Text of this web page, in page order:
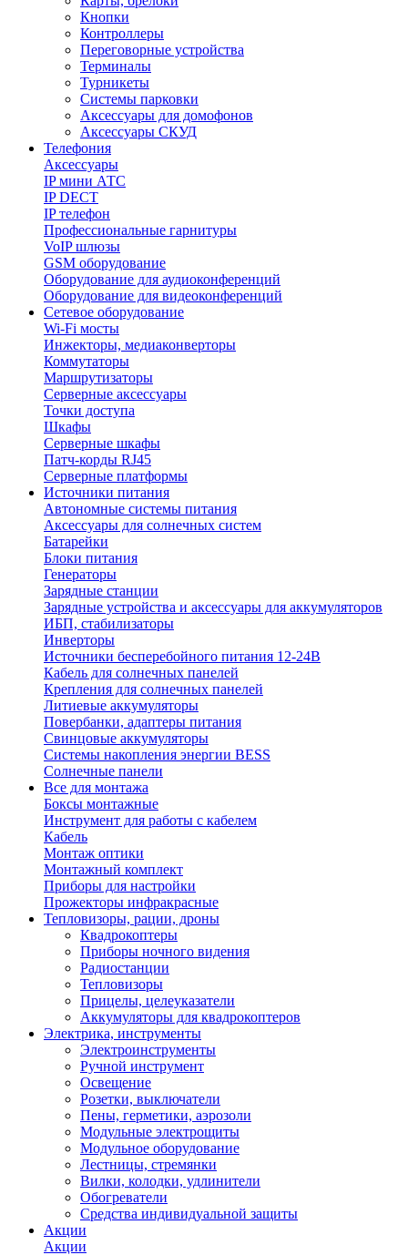
Кнопки
Контроллеры
Переговорные устройства
Терминалы
Турникеты
Системы парковки
Аксессуары для домофонов
Аксессуары СКУД
Телефония
Aксессуары
IP мини АТС
IP DECT
IP телефон
Профессиональные гарнитуры
VoIP шлюзы
GSM оборудование
Оборудование для аудиоконференций
Оборудование для видеоконференций
Сетевое оборудование
Wi-Fi мосты
Инжекторы, медиаконверторы
Коммутаторы
Маршрутизаторы
Серверные аксессуары
Точки доступа
Шкафы
Серверные шкафы
Патч-корды RJ45
Серверные платформы
Источники питания
Автономные системы питания
Аксессуары для солнечных систем
Батарейки
Блоки питания
Генераторы
Зарядные станции
Зарядные устройства и аксессуары для аккумуляторов
ИБП, стабилизаторы
Инверторы
Источники бесперебойного питания 12-24В
Кабель для солнечных панелей
Крепления для солнечных панелей
Литиевые аккумуляторы
Повербанки, адаптеры питания
Свинцовые аккумуляторы
Системы накопления энергии BESS
Солнечные панели
Все для монтажа
Боксы монтажные
Инструмент для работы с кабелем
Кабель
Монтаж оптики
Монтажный комплект
Приборы для настройки
Прожекторы инфракрасные
Тепловизоры, рации, дроны
Квадрокоптеры
Приборы ночного видения
Радиостанции
Тепловизоры
Прицелы, целеуказатели
Аккумуляторы для квадрокоптеров
Электрика, инструменты
Электроинструменты
Ручной инструмент
Освещение
Розетки, выключатели
Пены, герметики, аэрозоли
Модульные электрощиты
Модульное оборудование
Лестницы, стремянки
Вилки, колодки, удлинители
Обогреватели
Средства индивидуальной защиты
Акции
Акции